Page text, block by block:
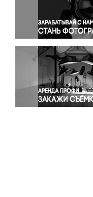
Правосудие
Происшествия
Религия
Светская
Спорт
Экология
Экономика и